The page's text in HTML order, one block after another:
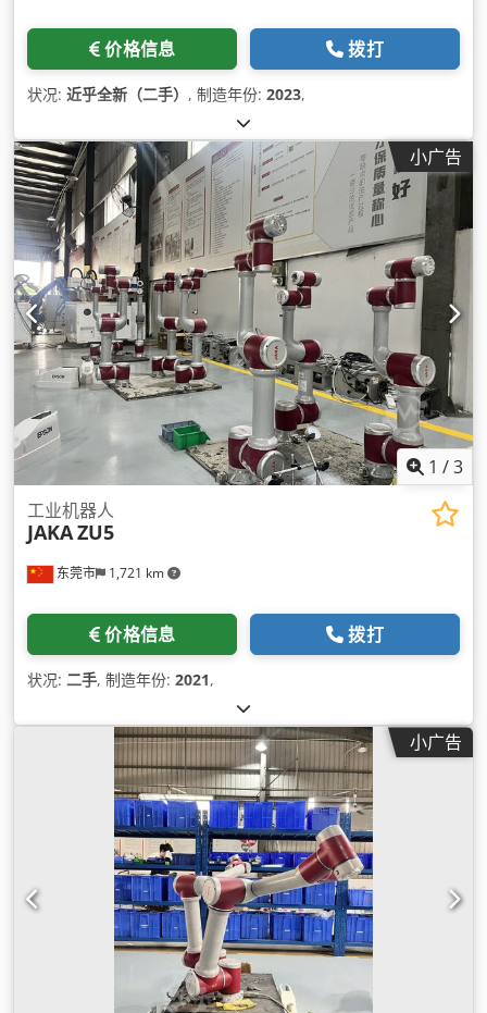
价格信息 拨打
状况: 近乎全新（二手） , 制造年份: 2023,
小广告
1 /3
东莞市 1,721 km
工业机器人
JAKAZU5
价格信息 拨打
状况: 二手, 制造年份: 2021,
小广告